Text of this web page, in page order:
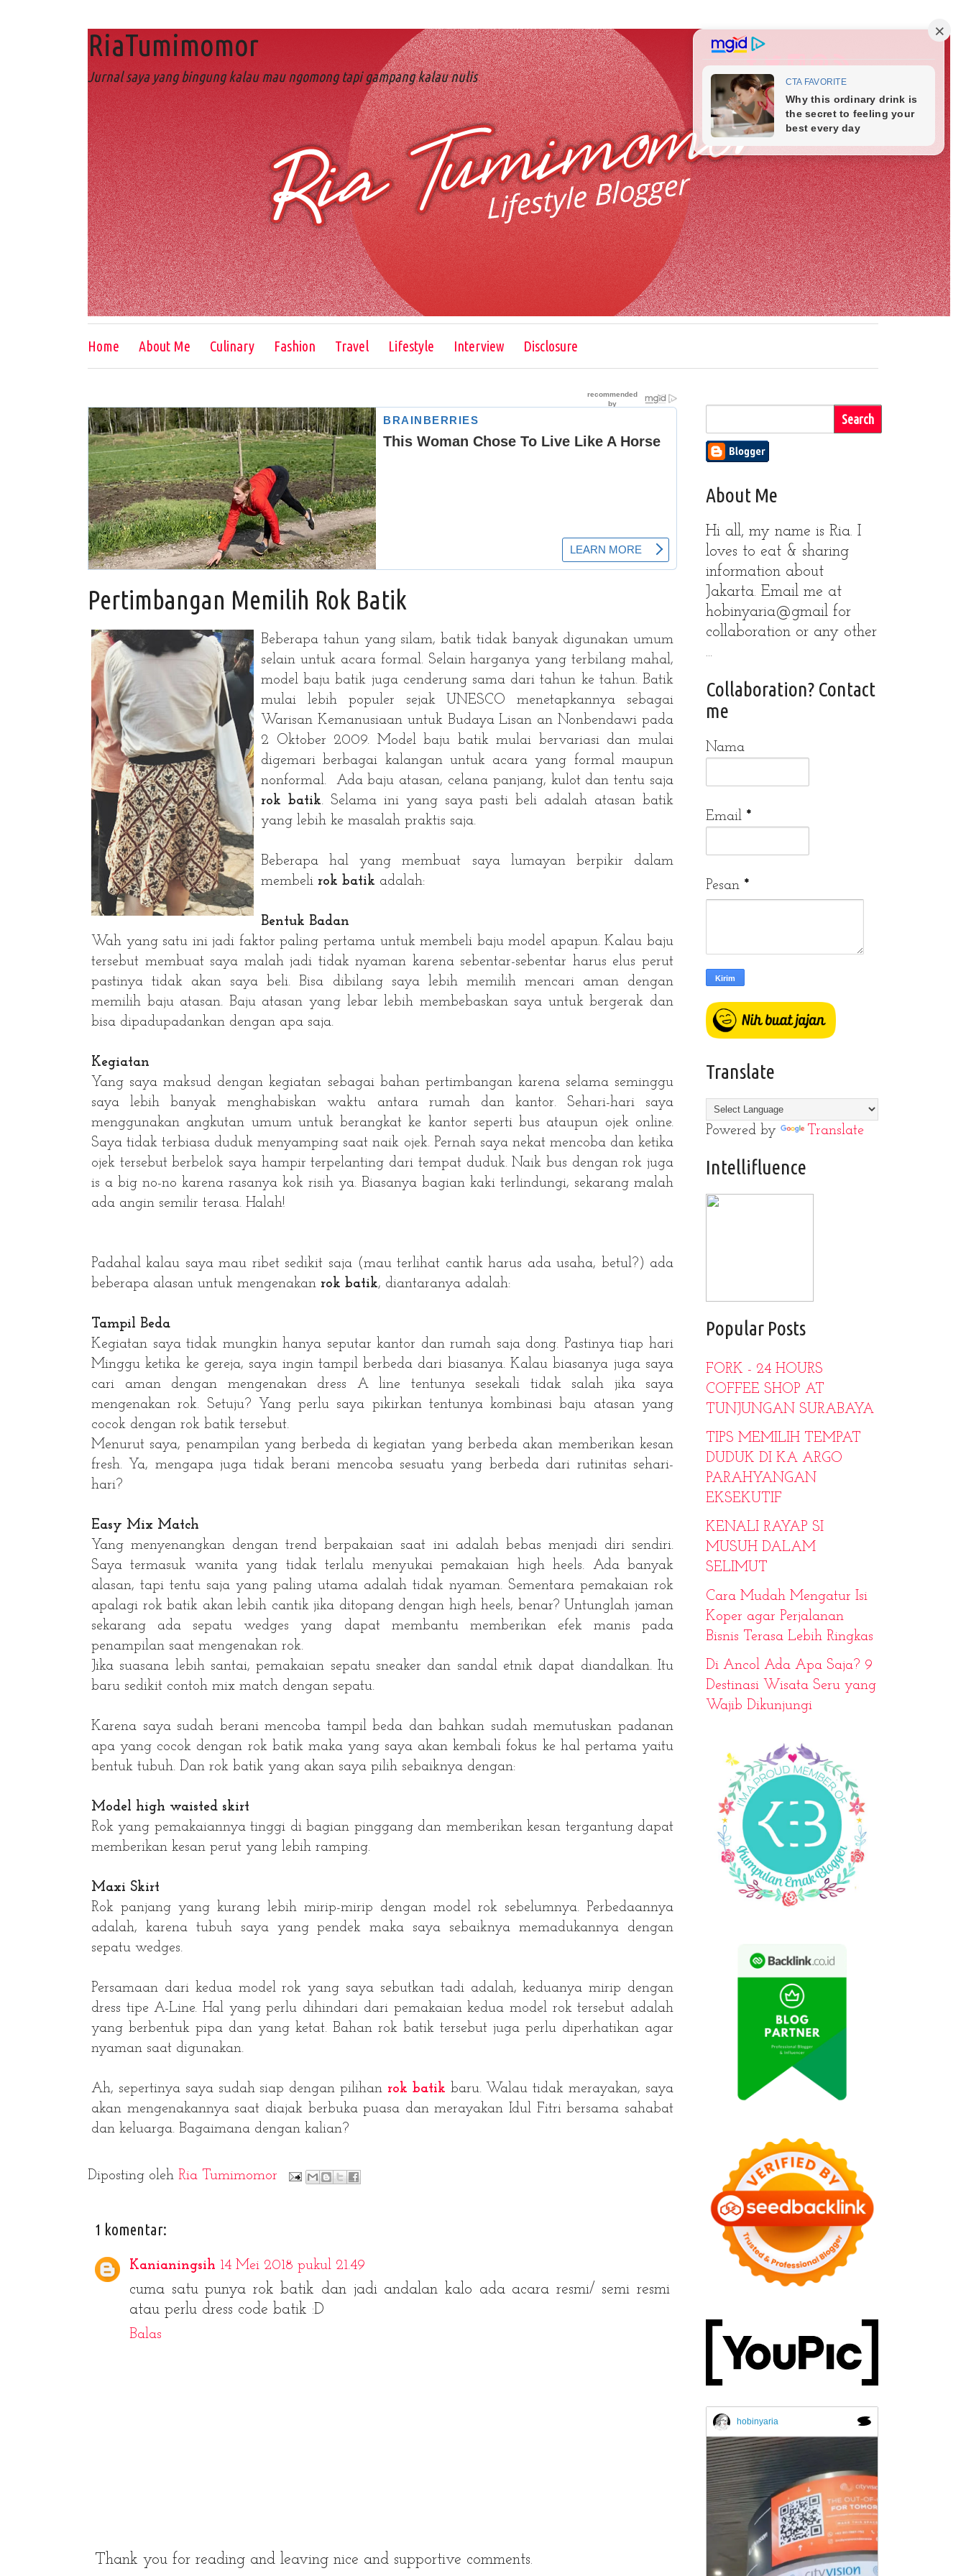
RiaTumimomor
Jurnal saya yang bingung kalau mau ngomong tapi gampang kalau nulis
Skip to content
Home About Me Culinary Fashion Travel Lifestyle Interview Disclosure
Pertimbangan Memilih Rok Batik
Beberapa tahun yang silam, batik tidak banyak digunakan umum
selain untuk acara formal. Selain harganya yang terbilang mahal,
model baju batik juga cenderung sama dari tahun ke tahun. Batik
mulai lebih populer sejak UNESCO menetapkannya sebagai
Warisan Kemanusiaan untuk Budaya Lisan an Nonbendawi pada
2 Oktober 2009. Model baju batik mulai bervariasi dan mulai
digemari berbagai kalangan untuk acara yang formal maupun
nonformal. Ada baju atasan, celana panjang, kulot dan tentu saja
rok batik. Selama ini yang saya pasti beli adalah atasan batik
yang lebih ke masalah praktis saja.
Beberapa hal yang membuat saya lumayan berpikir dalam
membeli rok batik adalah:
Bentuk Badan
Wah yang satu ini jadi faktor paling pertama untuk membeli baju model apapun. Kalau baju
tersebut membuat saya malah jadi tidak nyaman karena sebentar-sebentar harus elus perut
pastinya tidak akan saya beli. Bisa dibilang saya lebih memilih mencari aman dengan
memilih baju atasan. Baju atasan yang lebar lebih membebaskan saya untuk bergerak dan
bisa dipadupadankan dengan apa saja.
Kegiatan
Yang saya maksud dengan kegiatan sebagai bahan pertimbangan karena selama seminggu
saya lebih banyak menghabiskan waktu antara rumah dan kantor. Sehari-hari saya
menggunakan angkutan umum untuk berangkat ke kantor seperti bus ataupun ojek online.
Saya tidak terbiasa duduk menyamping saat naik ojek. Pernah saya nekat mencoba dan ketika
ojek tersebut berbelok saya hampir terpelanting dari tempat duduk. Naik bus dengan rok juga
is a big no-no karena rasanya kok risih ya. Biasanya bagian kaki terlindungi, sekarang malah
ada angin semilir terasa. Halah!
Padahal kalau saya mau ribet sedikit saja (mau terlihat cantik harus ada usaha, betul?) ada
beberapa alasan untuk mengenakan rok batik, diantaranya adalah:
Tampil Beda
Kegiatan saya tidak mungkin hanya seputar kantor dan rumah saja dong. Pastinya tiap hari
Minggu ketika ke gereja, saya ingin tampil berbeda dari biasanya. Kalau biasanya juga saya
cari aman dengan mengenakan dress A line tentunya sesekali tidak salah jika saya
mengenakan rok. Setuju? Yang perlu saya pikirkan tentunya kombinasi baju atasan yang
cocok dengan rok batik tersebut.
Menurut saya, penampilan yang berbeda di kegiatan yang berbeda akan memberikan kesan
fresh. Ya, mengapa juga tidak berani mencoba sesuatu yang berbeda dari rutinitas sehari-
hari?
Easy Mix Match
Yang menyenangkan dengan trend berpakaian saat ini adalah bebas menjadi diri sendiri.
Saya termasuk wanita yang tidak terlalu menyukai pemakaian high heels. Ada banyak
alasan, tapi tentu saja yang paling utama adalah tidak nyaman. Sementara pemakaian rok
apalagi rok batik akan lebih cantik jika ditopang dengan high heels, benar? Untunglah jaman
sekarang ada sepatu wedges yang dapat membantu memberikan efek manis pada
penampilan saat mengenakan rok.
Jika suasana lebih santai, pemakaian sepatu sneaker dan sandal etnik dapat diandalkan. Itu
baru sedikit contoh mix match dengan sepatu.
Karena saya sudah berani mencoba tampil beda dan bahkan sudah memutuskan padanan
apa yang cocok dengan rok batik maka yang saya akan kembali fokus ke hal pertama yaitu
bentuk tubuh. Dan rok batik yang akan saya pilih sebaiknya dengan:
Model high waisted skirt
Rok yang pemakaiannya tinggi di bagian pinggang dan memberikan kesan tergantung dapat
memberikan kesan perut yang lebih ramping.
Maxi Skirt
Rok panjang yang kurang lebih mirip-mirip dengan model rok sebelumnya. Perbedaannya
adalah, karena tubuh saya yang pendek maka saya sebaiknya memadukannya dengan
sepatu wedges.
Persamaan dari kedua model rok yang saya sebutkan tadi adalah, keduanya mirip dengan
dress tipe A-Line. Hal yang perlu dihindari dari pemakaian kedua model rok tersebut adalah
yang berbentuk pipa dan yang ketat. Bahan rok batik tersebut juga perlu diperhatikan agar
nyaman saat digunakan.
Ah, sepertinya saya sudah siap dengan pilihan rok batik baru. Walau tidak merayakan, saya
akan mengenakannya saat diajak berbuka puasa dan merayakan Idul Fitri bersama sahabat
dan keluarga. Bagaimana dengan kalian?
Diposting oleh Ria Tumimomor
1 komentar:
Kanianingsih 14 Mei 2018 pukul 21.49
cuma satu punya rok batik dan jadi andalan kalo ada acara resmi/ semi resmi
atau perlu dress code batik :D
Balas
Thank you for reading and leaving nice and supportive comments.
About Me
Hi all, my name is Ria. I
loves to eat & sharing
information about
Jakarta. Email me at
hobinyaria@gmail for
collaboration or any other
...
Collaboration? Contact
me
Nama
Email *
Pesan *
Translate
Powered by Translate
Intellifluence
Popular Posts
FORK - 24 HOURS
COFFEE SHOP AT
TUNJUNGAN SURABAYA
TIPS MEMILIH TEMPAT
DUDUK DI KA ARGO
PARAHYANGAN
EKSEKUTIF
KENALI RAYAP SI
MUSUH DALAM
SELIMUT
Cara Mudah Mengatur Isi
Koper agar Perjalanan
Bisnis Terasa Lebih Ringkas
Di Ancol Ada Apa Saja? 9
Destinasi Wisata Seru yang
Wajib Dikunjungi
hobinyaria